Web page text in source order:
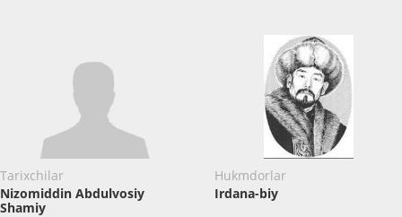
Tarixchilar
Nizomiddin Abdulvosiy
Shamiy
Hukmdorlar
Irdana-biy